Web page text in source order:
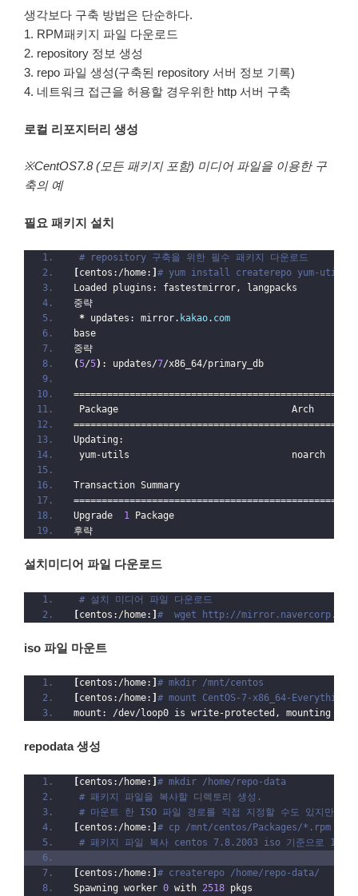
생각보다 구축 방법은 단순하다.
1. RPM패키지 파일 다운로드
2. repository 정보 생성
3. repo 파일 생성(구축된 repository 서버 정보 기록)
4. 네트워크 접근을 허용할 경우위한 http 서버 구축
로컬 리포지터리 생성
※CentOS7.8 (모든 패키지 포함) 미디어 파일을 이용한 구
축의 예
필요 패키지 설치
# repository 구축을 위한 필수 패키지 다운로드
centos:/home:
# yum install createrepo yum-utils
Loaded plugins: fastestmirror, langpacks
중략
* updates: mirror. kakao. com
중략
(5/5) : updates/7/
Package                               Arch
Updating:
yum-utils
Transaction Summary
Upgrade 1 Package
후략
설치미디어 파일 다운로드
# 설치 미디어 파일 다운로드
[centos:/home: ] #  wget http://mirror.navercorp.com/
iso 파일 마운트
centos:/home:
# mkdir /mnt/centos
centos:/home:
# mount CentOS-7-x86_64-
mount: /dev/loop0 is write-protected, mounting
repodata 생성
[centos:/home: ] # mkdir /home/repo-data
# 패키지 파일을 복사할 디렉토리 생성.
# 마운트 한 ISO 파일 경로를 직접 지정할 수도 있지만,
[centos:/home: ] # cp /mnt/centos/Packages/*.rpm /
# 패키지 파일 복사 centos 7.8.2003 iso 기준으로 10070
[centos:/home: ] # createrepo /home/repo-data/
Spawning worker 0 with 2518 pkgs